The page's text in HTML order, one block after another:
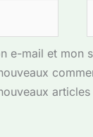
e-mail et mon